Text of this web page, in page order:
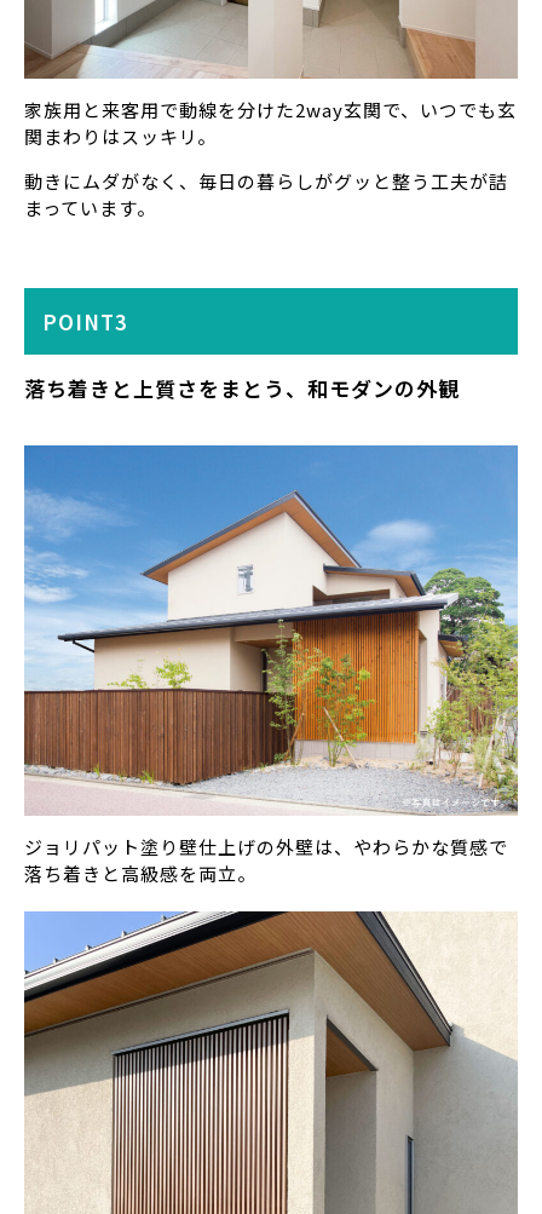
家族用と来客用で動線を分けた2way玄関で、いつでも玄
関まわりはスッキリ。
動きにムダがなく、毎日の暮らしがグッと整う工夫が詰
まっています。
POINT3
落ち着きと上質さをまとう、和モダンの外観
ジョリパット塗り壁仕上げの外壁は、やわらかな質感で
落ち着きと高級感を両立。